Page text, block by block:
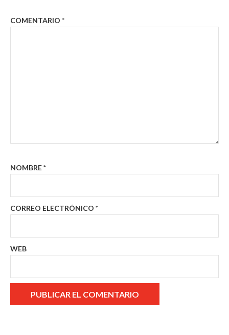
COMENTARIO *
NOMBRE*
CORREO ELECTRÓNICO *
WEB